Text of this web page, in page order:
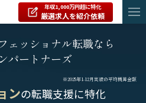
年収1,000万円超に特化
厳選求人を紹介依頼
ェッショナル転職なら
パートナーズ
※2025年1-12月実績の平均概算金額
ンの転職支援に特化